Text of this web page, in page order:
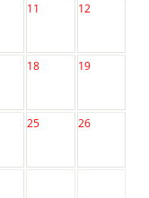
11 12
18 19
25 26